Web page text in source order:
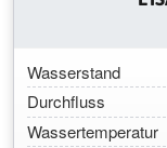
Wasserstand
Durchfluss
Wassertemperatur